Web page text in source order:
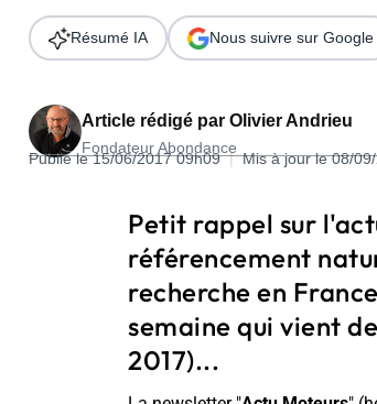
Télécharger l'Ebook
& GEO - Edition 2026
349€ pendant 1 mois !
Article rédigé par Olivier Andrieu
Fondateur Abondance
Publié le 15/06/2017 09h09 | Mis à jour le 08/
Résumé IA Nous suivre sur Google
Petit rappel sur
référencement
recherche en
semaine qui vient
2017)...